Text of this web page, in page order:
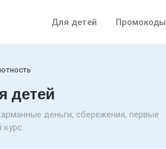
Для детей Промокоды
детей
деньги, сбережения, первые